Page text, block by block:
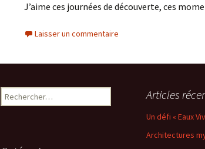
J’aime ces journées de découverte, ces
Laisser un commentaire
Rechercher : Articles
Un défi « Eaux
Architectures